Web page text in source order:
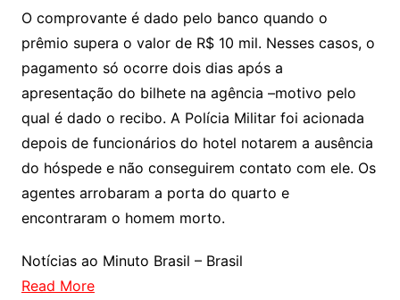
O comprovante é dado pelo banco quando o
prêmio supera o valor de R$ 10 mil. Nesses casos, o
pagamento só ocorre dois dias após a
apresentação do bilhete na agência –motivo pelo
qual é dado o recibo. A Polícia Militar foi acionada
depois de funcionários do hotel notarem a ausência
do hóspede e não conseguirem contato com ele. Os
agentes arrobaram a porta do quarto e
encontraram o homem morto.
Notícias ao Minuto Brasil – Brasil
Read More